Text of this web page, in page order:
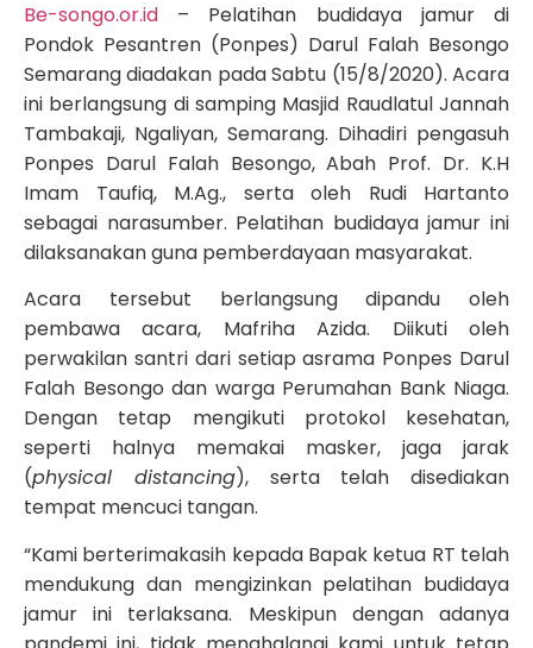
Be-songo.or.id – Pelatihan budidaya jamur di
Pondok Pesantren (Ponpes) Darul Falah Besongo
Semarang diadakan pada Sabtu (15/8/2020). Acara
ini berlangsung di samping Masjid Raudlatul Jannah
Tambakaji, Ngaliyan, Semarang. Dihadiri pengasuh
Ponpes Darul Falah Besongo, Abah Prof. Dr. K.H
Imam Taufiq, M.Ag., serta oleh Rudi Hartanto
sebagai narasumber. Pelatihan budidaya jamur ini
dilaksanakan guna pemberdayaan masyarakat.
Acara tersebut berlangsung dipandu oleh
pembawa acara, Mafriha Azida. Diikuti oleh
perwakilan santri dari setiap asrama Ponpes Darul
Falah Besongo dan warga Perumahan Bank Niaga.
Dengan tetap mengikuti protokol kesehatan,
seperti halnya memakai masker, jaga jarak
(physical distancing), serta telah disediakan
tempat mencuci tangan.
“Kami berterimakasih kepada Bapak ketua RT telah
mendukung dan mengizinkan pelatihan budidaya
jamur ini terlaksana. Meskipun dengan adanya